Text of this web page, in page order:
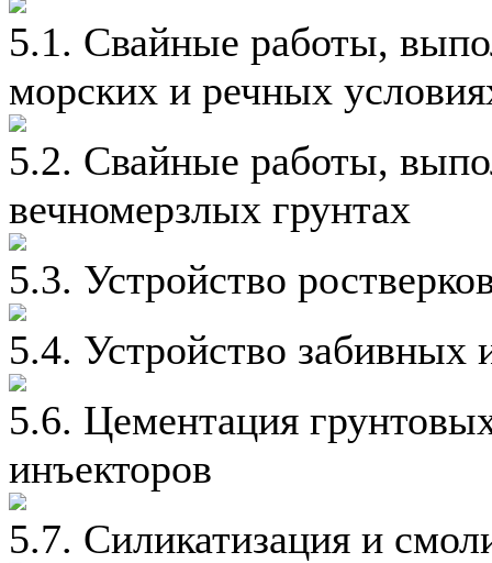
5.1. Свайные работы,
морских и речных
5.2. Свайные работы,
вечномерзлых грунтах
5.3. Устройство
5.4. Устройство забивных
5.6. Цементация
инъекторов
5.7. Силикатизация и